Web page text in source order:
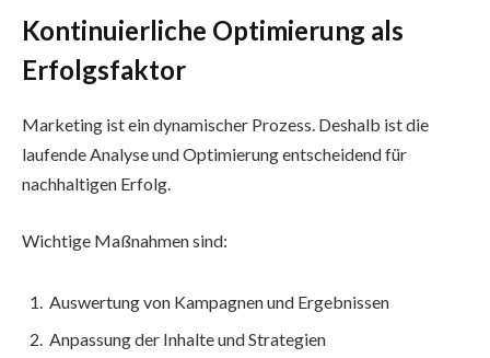
Kontinuierliche Optimierung als
Erfolgsfaktor
Marketing ist ein dynamischer Prozess. Deshalb ist die
laufende Analyse und Optimierung entscheidend für
nachhaltigen Erfolg.
Wichtige Maßnahmen sind:
Auswertung von Kampagnen und Ergebnissen
Anpassung der Inhalte und Strategien